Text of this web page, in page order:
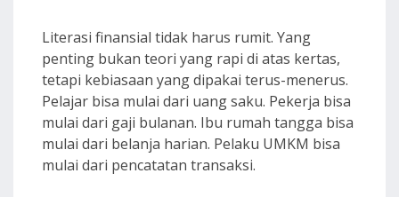
Literasi finansial tidak harus rumit. Yang
penting bukan teori yang rapi di atas kertas,
tetapi kebiasaan yang dipakai terus-menerus.
Pelajar bisa mulai dari uang saku. Pekerja bisa
mulai dari gaji bulanan. Ibu rumah tangga bisa
mulai dari belanja harian. Pelaku UMKM bisa
mulai dari pencatatan transaksi.